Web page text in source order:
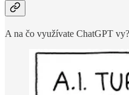
A na čo využívate ChatGPT vy?